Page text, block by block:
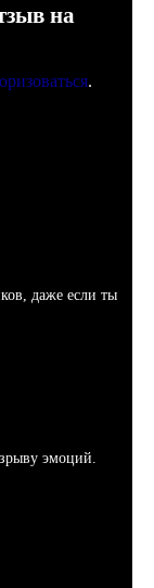
на
.
даже если ты
эмоций.